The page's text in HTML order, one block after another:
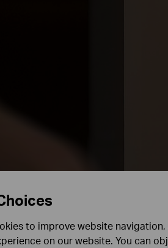
to improve website
on our website. You can